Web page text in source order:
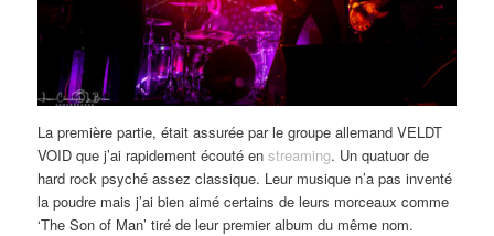
La première partie, était assurée par le groupe allemand VELDT
VOID que j’ai rapidement écouté enstreaming. Un quatuor de
hard rock psyché assez classique. Leur musique n’a pas inventé
la poudre mais j’ai bien aimé certains de leurs morceaux comme
‘The Son of Man’ tiré de leur premier album du même nom.